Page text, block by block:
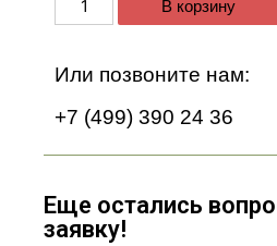
В корзину
Или позвоните нам:
+7 (499) 390 24 36
Еще остались
заявку!